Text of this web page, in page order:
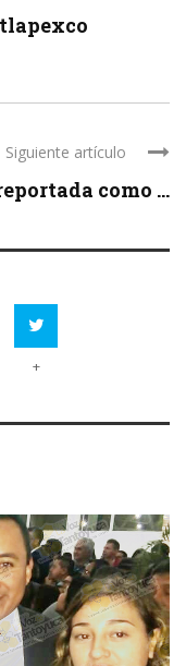
Siguiente artículo
como ...
+